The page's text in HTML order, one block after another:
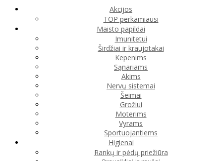
Akcijos
TOP perkamiausi
Maisto papildai
Imunitetui
Širdžiai ir kraujotakai
Kepenims
Sąnariams
Akims
Nervų sistemai
Šeimai
Grožiui
Moterims
Vyrams
Sportuojantiems
Higienai
Rankų ir pėdų priežiūra